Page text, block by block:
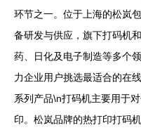
环节之一。位于上海的松岚
备研发与供应，旗下打码机
药、日化及电子制造等多个
力企业用户挑选最适合的在
系列产品\n打码机主要用于
印。松岚品牌的热打印打码